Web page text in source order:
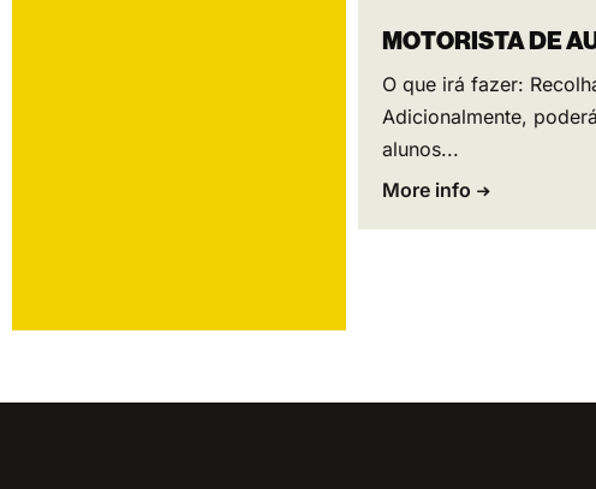
MOTORISTA DE
O que irá fazer:
Adicionalmente,
alunos...
More info